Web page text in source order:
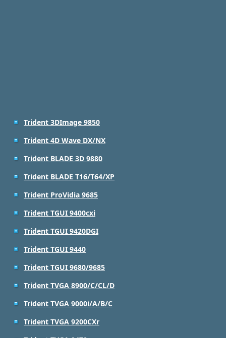
Trident 3DImаge 9850
Trident 4D Wave DX/NX
Trident BLADE 3D 9880
Trident BLADE T16/T64/XP
Trident ProVidia 9685
Trident TGUI 9400cxi
Trident TGUI 9420DGI
Trident TGUI 9440
Trident TGUI 9680/9685
Trident TVGA 8900/C/CL/D
Trident TVGA 9000i/A/B/C
Trident TVGA 9200CXr